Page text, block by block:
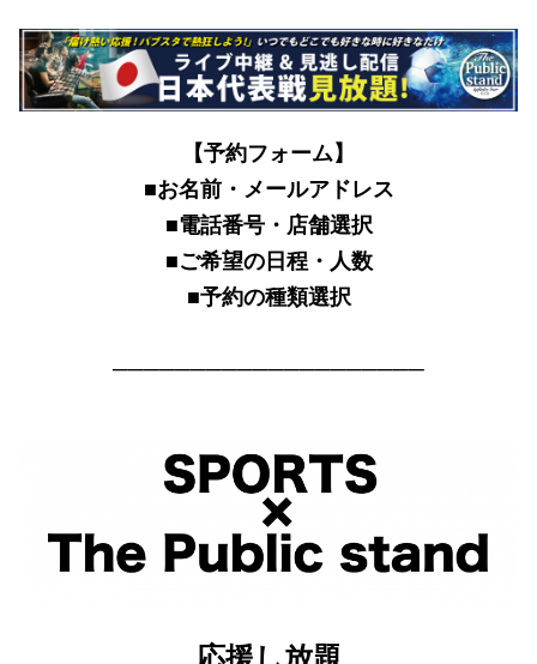
【予約フォーム】
■お名前・メールアドレス
■電話番号・店舗選択
■ご希望の日程・人数
■予約の種類選択
────────────────────